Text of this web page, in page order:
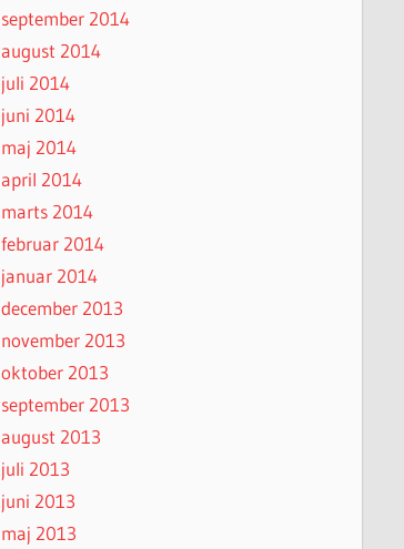
september 2014
august 2014
juli 2014
juni 2014
maj 2014
april 2014
marts 2014
februar 2014
januar 2014
december 2013
november 2013
oktober 2013
september 2013
august 2013
juli 2013
juni 2013
maj 2013